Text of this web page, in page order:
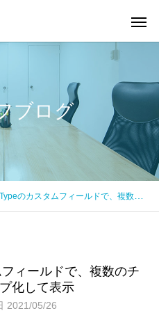
スマホサ
ブログ
タムフィールドで、複数のチェックボックスをグループ化して表示
ィールドで、複数のチ
化して表示
2021/05/26